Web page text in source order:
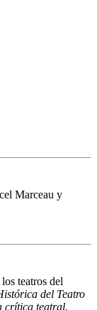
Marceau y
teatros del
del Teatro
crítica teatral,